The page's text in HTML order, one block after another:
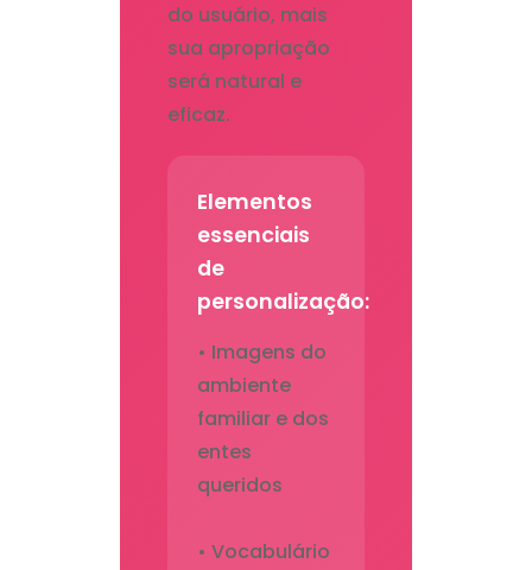
do usuário, mais
sua apropriação
será natural e
eficaz.
Elementos
essenciais
de
personalização:
• Imagens do
ambiente
familiar e dos
entes
queridos
• Vocabulário